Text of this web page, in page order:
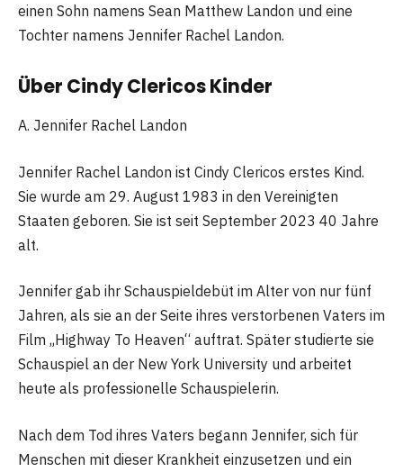
einen Sohn namens Sean Matthew Landon und eine
Tochter namens Jennifer Rachel Landon.
Über Cindy Clericos Kinder
A. Jennifer Rachel Landon
Jennifer Rachel Landon ist Cindy Clericos erstes Kind.
Sie wurde am 29. August 1983 in den Vereinigten
Staaten geboren. Sie ist seit September 2023 40 Jahre
alt.
Jennifer gab ihr Schauspieldebüt im Alter von nur fünf
Jahren, als sie an der Seite ihres verstorbenen Vaters im
Film „Highway To Heaven“ auftrat. Später studierte sie
Schauspiel an der New York University und arbeitet
heute als professionelle Schauspielerin.
Nach dem Tod ihres Vaters begann Jennifer, sich für
Menschen mit dieser Krankheit einzusetzen und ein